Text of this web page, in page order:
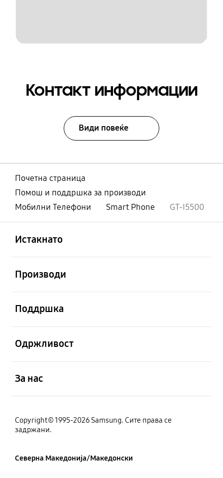
Контакт информации
Види повеќе
Почетна страница
Помош и поддршка за производи
Мобилни Телефони
Smart Phone GT-I5500
Истакнато
Производи
Поддршка
Одржливост
За нас
Copyright© 1995-2026 Samsung. Сите права се
задржани.
Северна Македонија/Македонски